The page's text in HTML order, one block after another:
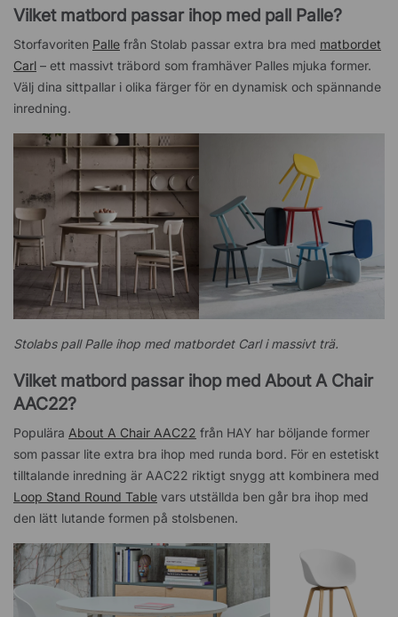
Vilket matbord passar ihop med pall Palle?
Storfavoriten Palle från Stolab passar extra bra med matbordet
Carl – ett massivt träbord som framhäver Palles mjuka former.
Välj dina sittpallar i olika färger för en dynamisk och spännande
inredning.
Stolabs pall Palle ihop med matbordet Carl i massivt trä.
Vilket matbord passar ihop med About A Chair
AAC22?
Populära About A Chair AAC22 från HAY har böljande former
som passar lite extra bra ihop med runda bord. För en estetiskt
tilltalande inredning är AAC22 riktigt snygg att kombinera med
Loop Stand Round Table vars utställda ben går bra ihop med
den lätt lutande formen på stolsbenen.